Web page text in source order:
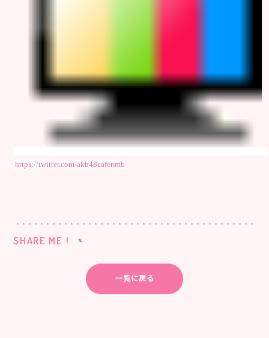
https://twitter.com/akb48cafenmb
SHARE ME !
一覧に戻る